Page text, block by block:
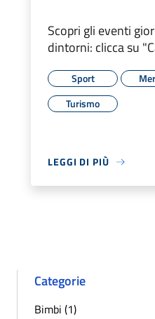
Scopri gli eventi
dintorni: clicca su
Sport
Turismo
LEGGI DI PIÙ
Categorie
Bimbi (1)